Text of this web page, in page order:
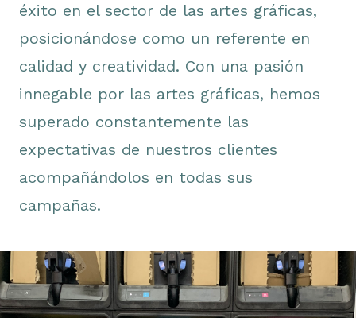
éxito en el sector de las artes gráficas,
posicionándose como un referente en
calidad y creatividad. Con una pasión
innegable por las artes gráficas, hemos
superado constantemente las
expectativas de nuestros clientes
acompañándolos en todas sus
campañas.